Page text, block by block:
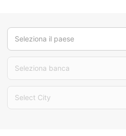
Seleziona il paese
Seleziona banca
Select City